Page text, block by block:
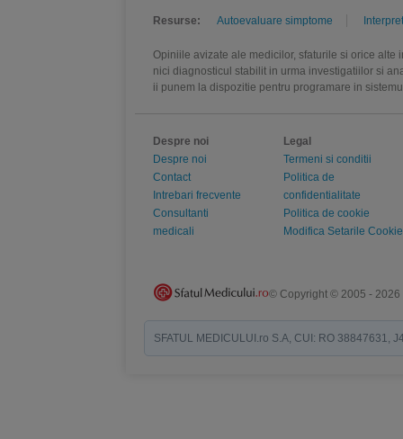
Resurse: Autoevaluare simptome
Opiniile avizate ale medicilor, sfaturile si orice
nici diagnosticul stabilit in urma investigatiilor si
ii punem la dispozitie pentru programare in
Despre noi
Despre noi
Contact
Intrebari frecvente
Consultanti
medicali
Legal
Termeni si conditii
Politica de
confidentialitate
Politica de cookie
Modifica Setarile Cookie
© Copyright © 2005 - 2026
SFATUL MEDICULUI.ro S.A, CUI: RO 38847631,